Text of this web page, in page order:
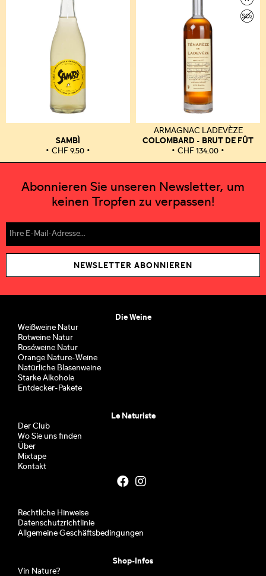
SAMBÌ
CHF9.50
ARMAGNAC LADEVÈZE
COLOMBARD - BRUT DE FÛT
CHF134.00
Abonnieren Sie unseren Newsletter, um
keinen Tropfen zu verpassen!
NEWSLETTER ABONNIEREN
Die Weine
Weißweine Natur
Rotweine Natur
Roséweine Natur
Orange Nature-Weine
Natürliche Blasenweine
Starke Alkohole
Entdecker-Pakete
Le Naturiste
Der Club
Wo Sie uns finden
Über
Mixtape
Kontakt
Rechtliche Hinweise
Datenschutzrichtlinie
Allgemeine Geschäftsbedingungen
Shop-Infos
Vin Nature?